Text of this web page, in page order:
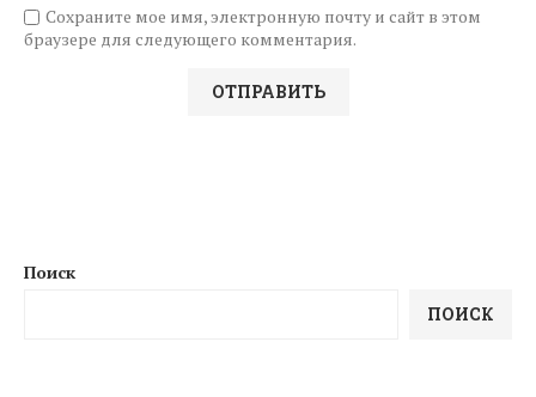
Сохраните мое имя, электронную почту и сайт в этом
браузере для следующего комментария.
Поиск
ПОИСК